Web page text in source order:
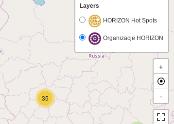
35
Layers
HORIZON Hot Spots
Organizacje HORIZON
+
-